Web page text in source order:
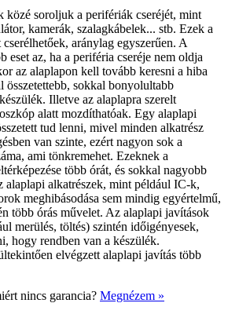
közé soroljuk a perifériák cseréjét, mint
kamerák, szalagkábelek... stb. Ezek a
aránylag egyszerűen. A
eset az, ha a periféria cseréje nem oldja
az alaplapon kell tovább keresni a hiba
összetettebb, sokkal bonyolultabb
Illetve az alaplapra szerelt
alatt mozdíthatóak. Egy alaplapi
tud lenni, mivel minden alkatrész
van szinte, ezért nagyon sok a
ami tönkremehet. Ezeknek a
több órát, és sokkal nagyobb
alaplapi alkatrészek, mint például IC-k,
meghibásodása sem mindig egyértelmű,
több órás művelet. Az alaplapi javítások
merülés, töltés) szintén időigényesek,
hogy rendben van a készülék.
elvégzett alaplapi javítás több
nincs garancia? Megnézem »